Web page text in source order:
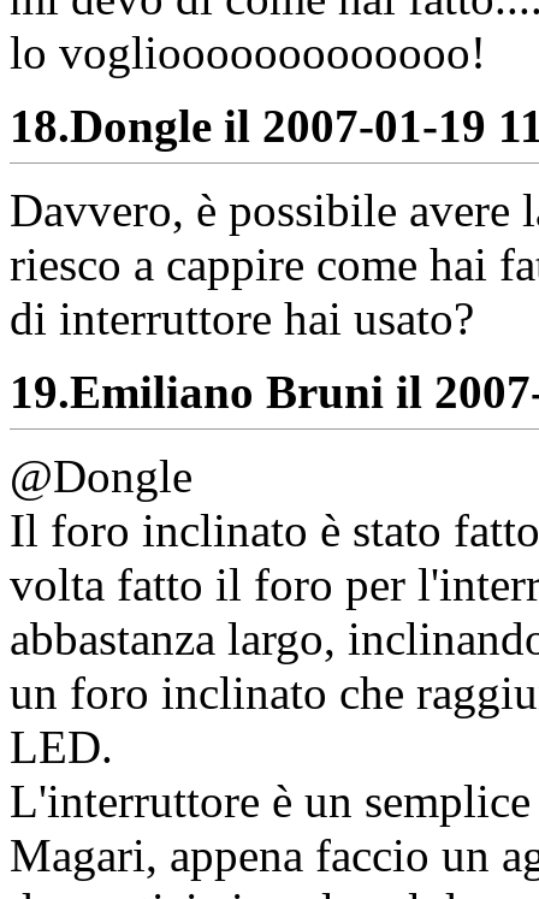
lo vogliooooooooooooo!
18.Dongle il 2007-01-19
Davvero, è possibile avere
riesco a cappire come hai
di interruttore hai usato?
19.Emiliano Bruni il
@Dongle
Il foro inclinato è stato
volta fatto il foro per
abbastanza largo,
un foro inclinato che
LED.
L'interruttore è un
Magari, appena faccio un